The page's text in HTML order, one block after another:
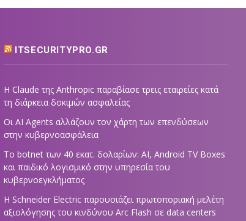
ITSECURITYPRO.GR
Η Claude της Anthropic παραβίασε τρεις εταιρείες κατά
τη διάρκεια δοκιμών ασφαλείας
Οι AI Agents αλλάζουν τον χάρτη των επενδύσεων
στην κυβερνοασφάλεια
Το botnet των 40 εκατ. δολαρίων: AI, Android TV Boxes
και παιδικό λογισμικό στην υπηρεσία του
κυβερνοεγκλήματος
Η Schneider Electric παρουσιάζει πρωτοποριακή μελέτη
αξιολόγησης του κινδύνου Arc Flash σε data centers